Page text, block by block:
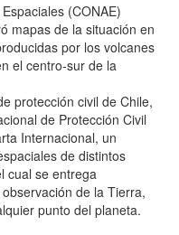
(CONAE)
mapas de la situación en
por los volcanes
el centro-sur de la
protección civil de Chile,
de Protección Civil
Internacional, un
de distintos
cual se entrega
de la Tierra,
punto del planeta.